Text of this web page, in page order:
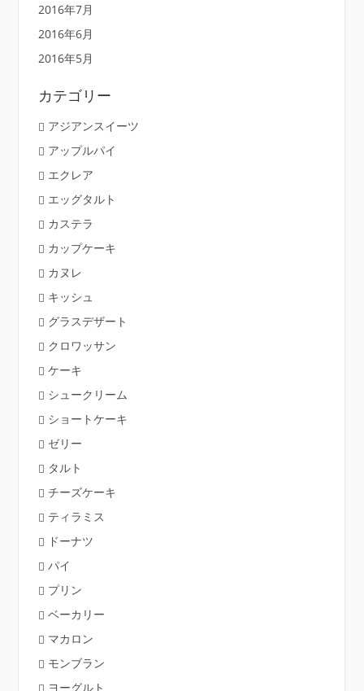
2016年7月
2016年6月
2016年5月
カテゴリー
アジアンスイーツ
アップルパイ
エクレア
エッグタルト
カステラ
カップケーキ
カヌレ
キッシュ
グラスデザート
クロワッサン
ケーキ
シュークリーム
ショートケーキ
ゼリー
タルト
チーズケーキ
ティラミス
ドーナツ
パイ
プリン
ベーカリー
マカロン
モンブラン
ヨーグルト